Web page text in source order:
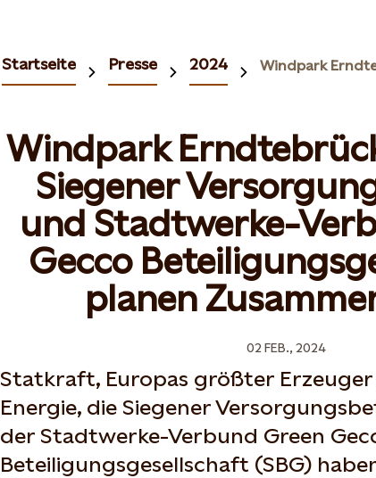
Startseite Presse 2024
Windpark
Siegener
und Stadtwerke-
Gecco
planen
02 FEB., 2024
Statkraft, Europas größter
Energie, die Siegener
der Stadtwerke-Verbund Green
Beteiligungsgesellschaft (SBG)